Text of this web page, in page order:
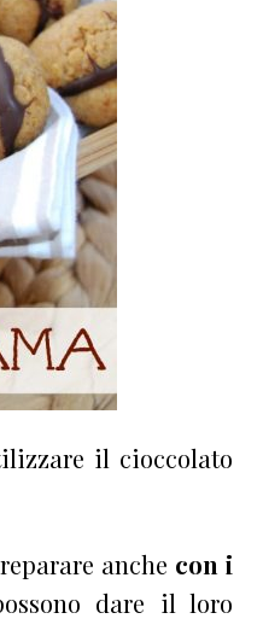
il cioccolato
anche con i
dare il loro